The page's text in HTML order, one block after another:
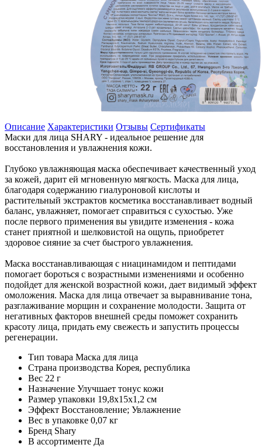
Описание Характеристики Отзывы Сертификаты
Маски для лица SHARY - идеальное решение для
восстановления и увлажнения кожи.
Глубоко увлажняющая маска обеспечивает качественный уход
за кожей, дарит ей мгновенную мягкость. Маска для лица,
благодаря содержанию гиалуроновой кислоты и
растительный экстрактов косметика восстанавливает водный
баланс, увлажняет, помогает справиться с сухостью. Уже
после первого применения вы увидите изменения - кожа
станет приятной и шелковистой на ощупь, приобретет
здоровое сияние за счет быстрого увлажнения.
Маска восстанавливающая с ниацинамидом и пептидами
помогает бороться с возрастными изменениями и особенно
подойдет для женской возрастной кожи, дает видимый эффект
омоложения. Маска для лица отвечает за выравнивание тона,
разглаживание морщин и сохранение молодости. Защита от
негативных факторов внешней среды поможет сохранить
красоту лица, придать ему свежесть и запустить процессы
регенерации.
Тип товара Маска для лица
Страна производства Корея, республика
Вес 22 г
Назначение Улучшает тонус кожи
Размер упаковки 19,8х15х1,2 см
Эффект Восстановление; Увлажнение
Вес в упаковке 0,07 кг
Бренд Shary
В ассортименте Да